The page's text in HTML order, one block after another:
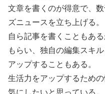
文章を書くのが得意で、
ズニュースを立ち上げる。
自ら記事を書くこともあ
もらい、独自の編集スキ
アップすることもある。
生活力をアップするため